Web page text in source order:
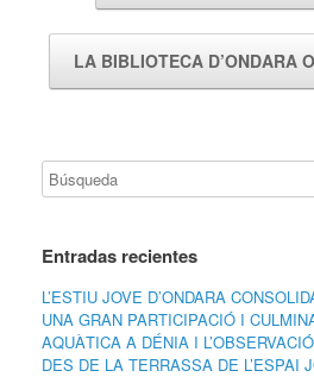
LA BIBLIOTECA D’ONDARA
Entradas recientes
L’ESTIU JOVE D’ONDARA
UNA GRAN PARTICIPACIÓ I
AQUÀTICA A DÉNIA I
DES DE LA TERRASSA DE L’ESPAI